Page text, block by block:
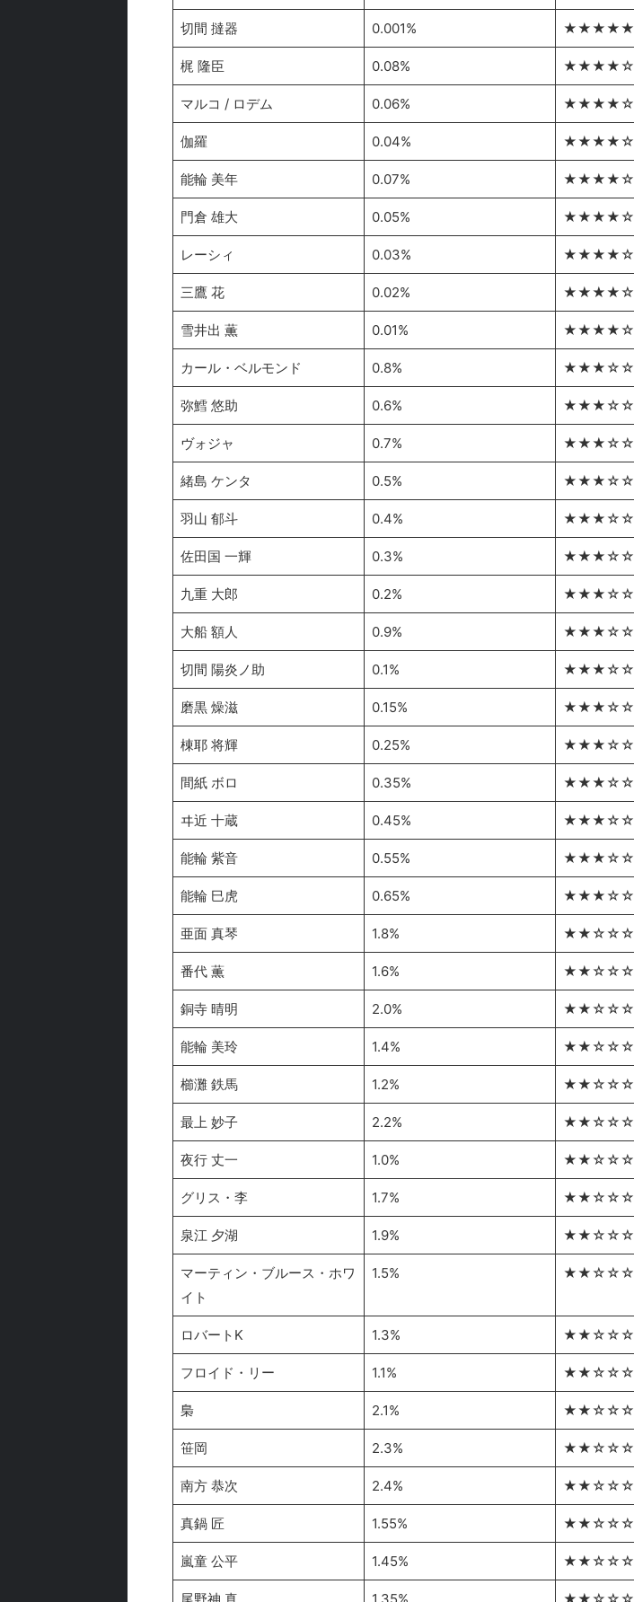
切間 撻器 0.001% ★★★★★
梶 隆臣 0.08% ★★★★☆
マルコ / ロデム 0.06% ★★★★☆
伽羅 0.04% ★★★★☆
能輪 美年 0.07% ★★★★☆
門倉 雄大 0.05% ★★★★☆
レーシィ 0.03% ★★★★☆
三鷹 花 0.02% ★★★★☆
雪井出 薫 0.01% ★★★★☆
カール・ベルモンド 0.8% ★★★☆☆
弥鱈 悠助 0.6% ★★★☆☆
ヴォジャ 0.7% ★★★☆☆
緒島 ケンタ 0.5% ★★★☆☆
羽山 郁斗 0.4% ★★★☆☆
佐田国 一輝 0.3% ★★★☆☆
九重 大郎 0.2% ★★★☆☆
大船 額人 0.9% ★★★☆☆
切間 陽炎ノ助 0.1% ★★★☆☆
磨黒 燥滋 0.15% ★★★☆☆
棟耶 将輝 0.25% ★★★☆☆
間紙 ボロ 0.35% ★★★☆☆
ヰ近 十蔵 0.45% ★★★☆☆
能輪 紫音 0.55% ★★★☆☆
能輪 巳虎 0.65% ★★★☆☆
亜面 真琴 1.8% ★★☆☆☆
番代 薫 1.6% ★★☆☆☆
銅寺 晴明 2.0% ★★☆☆☆
能輪 美玲 1.4% ★★☆☆☆
櫛灘 鉄馬 1.2% ★★☆☆☆
最上 妙子 2.2% ★★☆☆☆
夜行 丈一 1.0% ★★☆☆☆
グリス・李 1.7% ★★☆☆☆
泉江 夕湖 1.9% ★★☆☆☆
マーティン・ブルース・ホワ
イト
1.5% ★★☆☆☆
ロバートK 1.3% ★★☆☆☆
フロイド・リー 1.1% ★★☆☆☆
梟 2.1% ★★☆☆☆
笹岡 2.3% ★★☆☆☆
南方 恭次 2.4% ★★☆☆☆
真鍋 匠 1.55% ★★☆☆☆
嵐童 公平 1.45% ★★☆☆☆